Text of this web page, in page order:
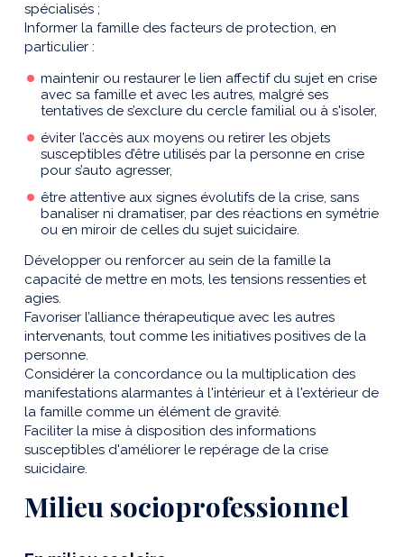
spécialisés ;
Informer la famille des facteurs de protection, en
particulier :
maintenir ou restaurer le lien affectif du sujet en crise
avec sa famille et avec les autres, malgré ses
tentatives de s’exclure du cercle familial ou à s'isoler,
éviter l’accès aux moyens ou retirer les objets
susceptibles d’être utilisés par la personne en crise
pour s’auto agresser,
être attentive aux signes évolutifs de la crise, sans
banaliser ni dramatiser, par des réactions en symétrie
ou en miroir de celles du sujet suicidaire.
Développer ou renforcer au sein de la famille la
capacité de mettre en mots, les tensions ressenties et
agies.
Favoriser l’alliance thérapeutique avec les autres
intervenants, tout comme les initiatives positives de la
personne.
Considérer la concordance ou la multiplication des
manifestations alarmantes à l'intérieur et à l'extérieur de
la famille comme un élément de gravité.
Faciliter la mise à disposition des informations
susceptibles d'améliorer le repérage de la crise
suicidaire.
Milieu socioprofessionnel